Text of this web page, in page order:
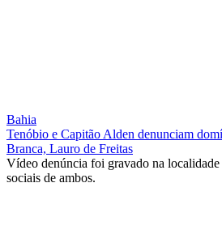
Bahia
Tenóbio e Capitão Alden denunciam
Branca, Lauro de Freitas
Vídeo denúncia foi gravado na localidade
sociais de ambos.